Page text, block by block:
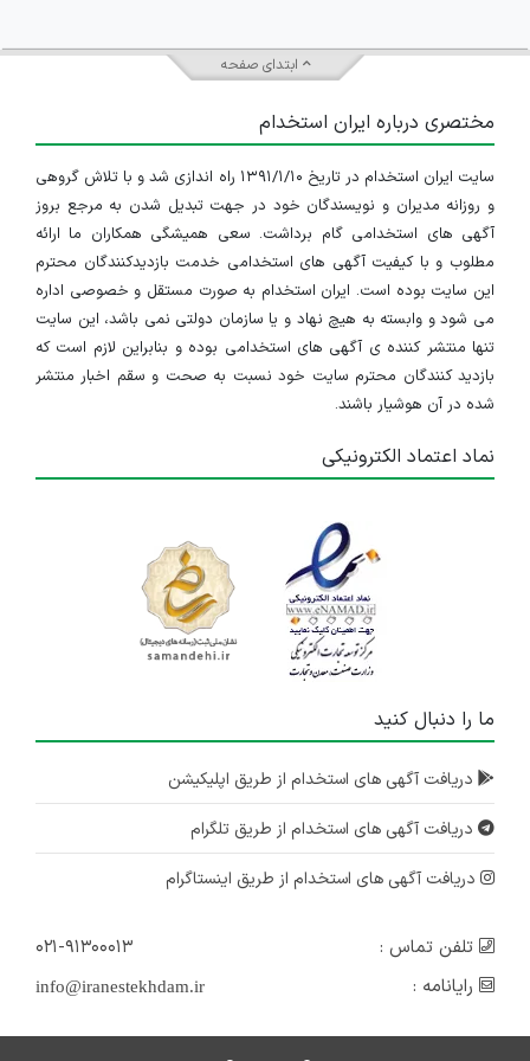
ابتدای صفحه
مختصری درباره ایران استخدام
سایت ایران استخدام در تاریخ ۱۳۹۱/۱/۱۰ راه اندازی شد و با تلاش گروهی
و روزانه مدیران و نویسندگان خود در جهت تبدیل شدن به مرجع بروز
آگهی های استخدامی گام برداشت. سعی همیشگی همکاران ما ارائه
مطلوب و با کیفیت آگهی های استخدامی خدمت بازدیدکنندگان محترم
این سایت بوده است. ایران استخدام به صورت مستقل و خصوصی اداره
می شود و وابسته به هیچ نهاد و یا سازمان دولتی نمی باشد، این سایت
تنها منتشر کننده ی آگهی های استخدامی بوده و بنابراین لازم است که
بازدید کنندگان محترم سایت خود نسبت به صحت و سقم اخبار منتشر
شده در آن هوشیار باشند.
نماد اعتماد الکترونیکی
ما را دنبال کنید
دریافت آگهی های استخدام از طریق اپلیکیشن
دریافت آگهی های استخدام از طریق تلگرام
دریافت آگهی های استخدام از طریق اینستاگرام
تلفن تماس :
۰۲۱-۹۱۳۰۰۰۱۳
رایانامه :
info@iranestekhdam.ir